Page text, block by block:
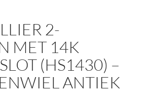
2-
MET 14K
(HS1430) –
ANTIEK